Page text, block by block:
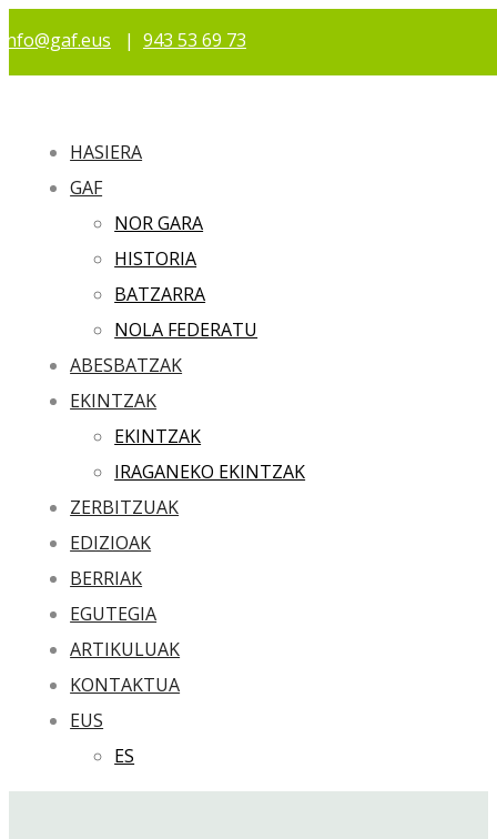
info@gaf.eus | 943 53 69 73
HASIERA
GAF
NOR GARA
HISTORIA
BATZARRA
NOLA FEDERATU
ABESBATZAK
EKINTZAK
EKINTZAK
IRAGANEKO EKINTZAK
ZERBITZUAK
EDIZIOAK
BERRIAK
EGUTEGIA
ARTIKULUAK
KONTAKTUA
EUS
ES